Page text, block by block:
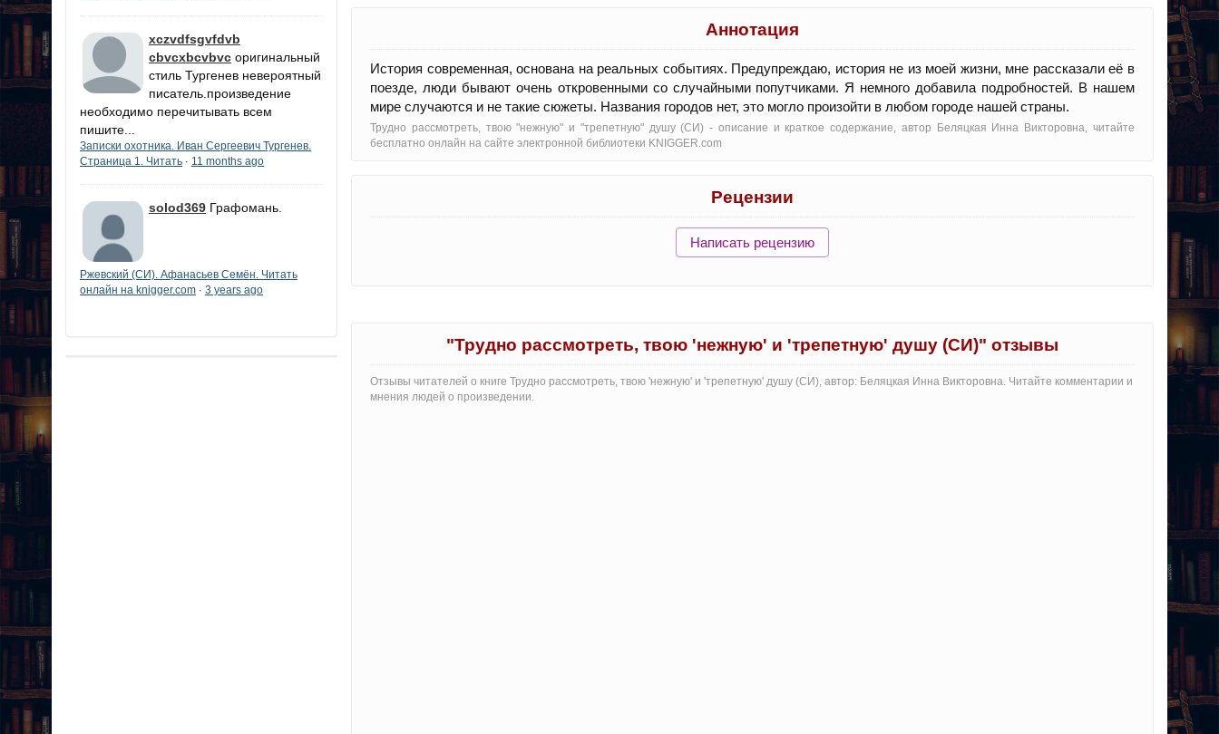
xczvdfsgvfdvb
cbvcxbcvbvc оригинальный
стиль Тургенев невероятный
писатель.произведение
необходимо перечитывать всем
пишите...
Записки охотника. Иван Сергеевич Тургенев.
Страница 1. Читать · 11 months ago
solod369 Графомань.
Ржевский (СИ). Афанасьев Семён. Читать
онлайн на knigger.com · 3 years ago
Аннотация
История современная, основана на реальных событиях. Предупреждаю, история не из моей жизни, мне рассказали её в
поезде, люди бывают очень откровенными со случайными попутчиками. Я немного добавила подробностей. В нашем
мире случаются и не такие сюжеты. Названия городов нет, это могло произойти в любом городе нашей страны.
Трудно рассмотреть, твою "нежную" и "трепетную" душу (СИ) - oписание и краткое содержание, автор Беляцкая Инна Викторовна, читайте
бесплатно онлайн на сайте электронной библиотеки KNIGGER.com
Рецензии
Написать рецензию
"Трудно рассмотреть, твою 'нежную' и 'трепетную' душу (СИ)" отзывы
Отзывы читателей о книге Трудно рассмотреть, твою 'нежную' и 'трепетную' душу (СИ), автор: Беляцкая Инна Викторовна. Читайте комментарии и
мнения людей о произведении.